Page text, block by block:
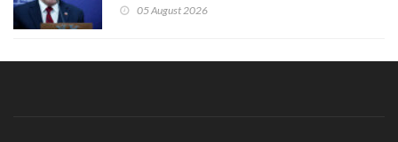
05 August 2026